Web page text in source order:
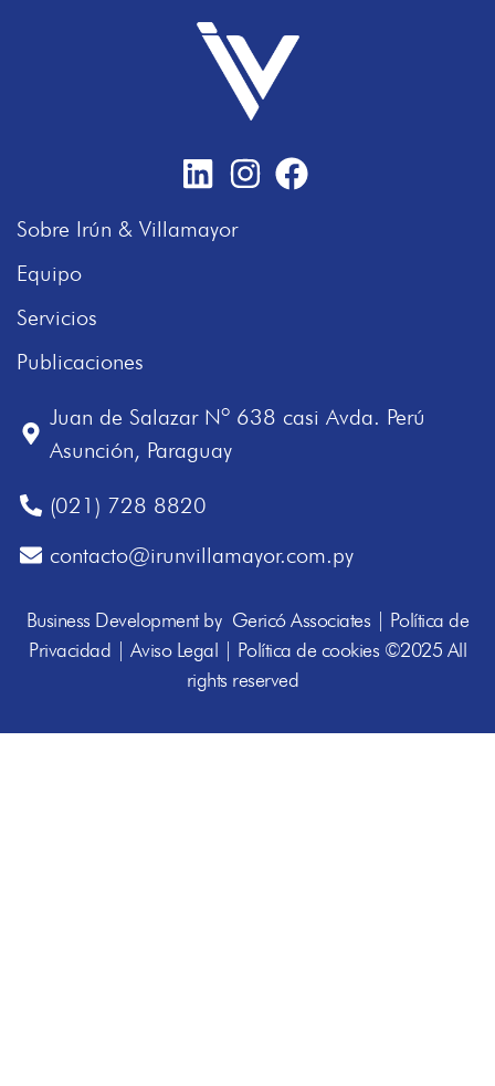
Sobre Irún & Villamayor
Equipo
Servicios
Publicaciones
Juan de Salazar Nº 638 casi Avda. Perú
Asunción, Paraguay
(021) 728 8820
contacto@irunvillamayor.com.py
Business Development by Gericó Associates
Política de
Privacidad
Aviso Legal Política de cookies ©2025 All
rights reserved